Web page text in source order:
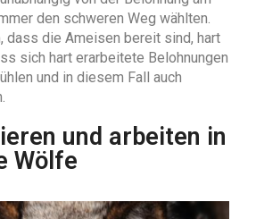
den schweren Weg wählten.
dass die Ameisen bereit sind, hart
sich hart erarbeitete Belohnungen
und in diesem Fall auch
und arbeiten in
Wölfe